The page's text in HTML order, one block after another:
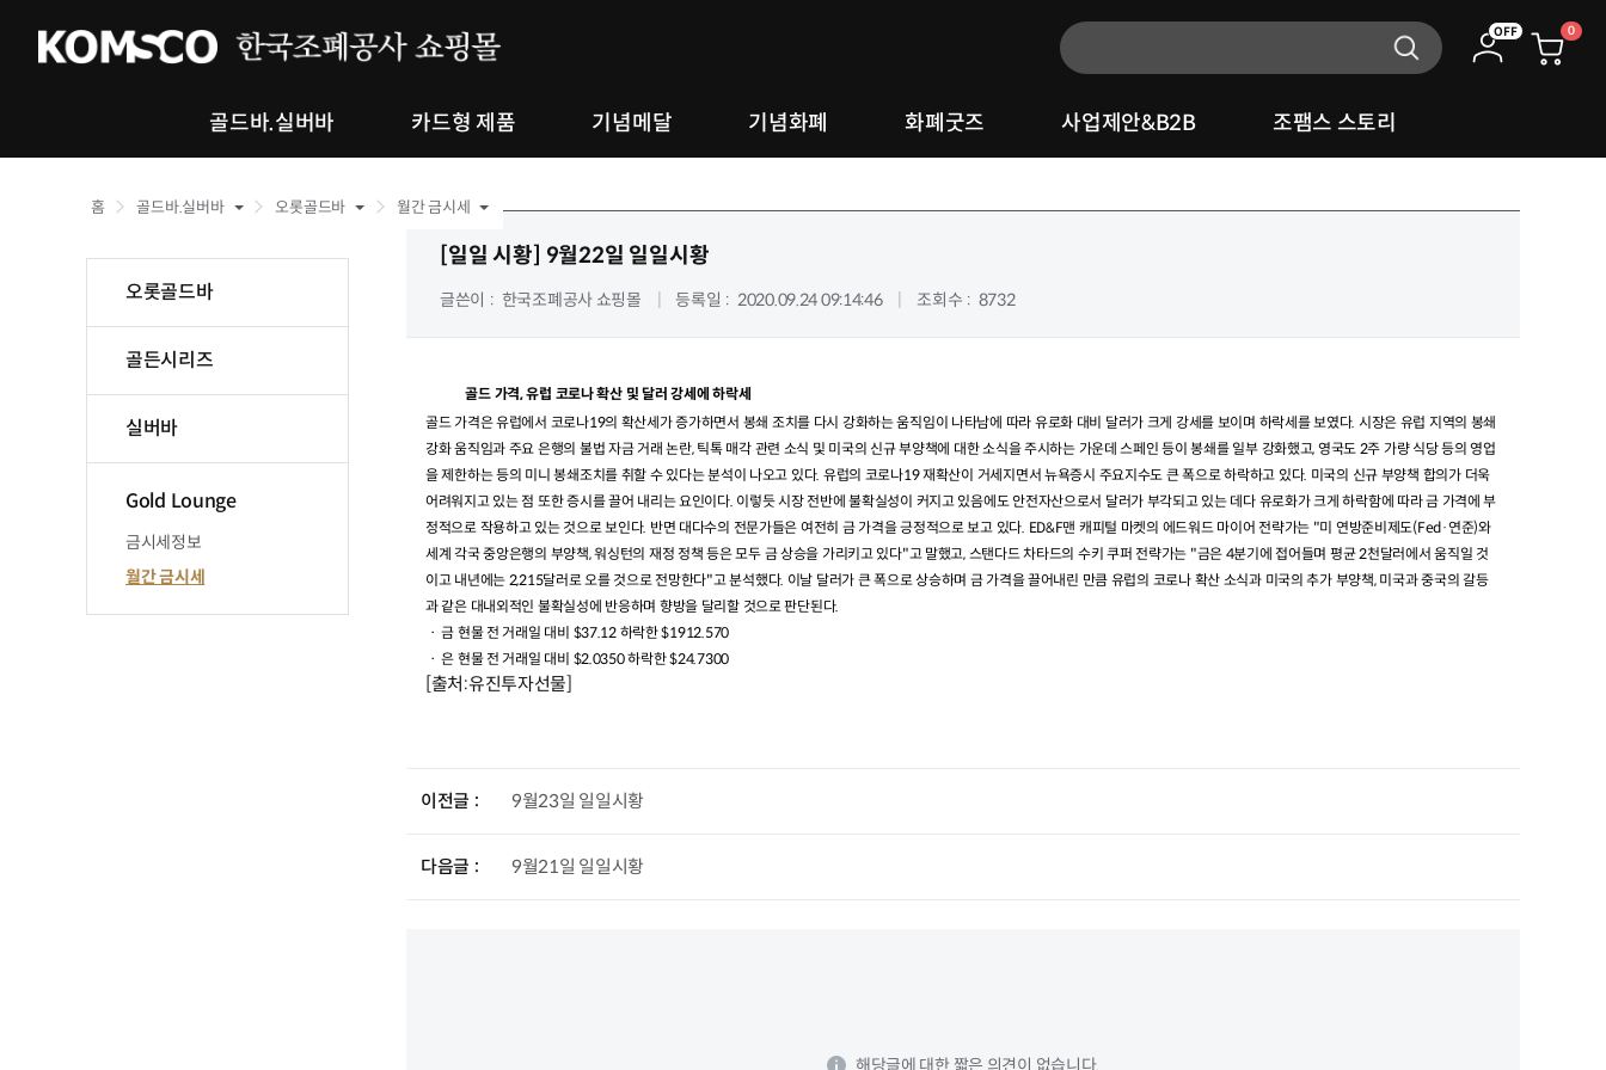
OFF 0
골드바.실버바 카드형 제품 기념메달 기념화폐 화폐굿즈 사업제안&B2B 조팸스 스토리
홈 골드바.실버바 오롯골드바 월간 금시세
오롯골드바
골든시리즈
실버바
Gold Lounge
금시세정보
월간 금시세
[일일 시황] 9월22일 일일시황
글쓴이 한국조폐공사 쇼핑몰 등록일 2020.09.24 09:14:46 조회수 8732
골드 가격,유럽 코로나 확산 및 달러 강세에 하락세
골드 가격은 유럽에서 코로나19의 확산세가 증가하면서 봉쇄 조치를 다시 강화하는 움직임이 나타남에 따라 유로화 대비 달러가 크게 강세를 보이며 하락세를 보였다. 시장은 유럽 지역의 봉쇄
강화 움직임과 주요 은행의 불법 자금 거래 논란, 틱톡 매각 관련 소식 및 미국의 신규 부양책에 대한 소식을 주시하는 가운데 스페인 등이 봉쇄를 일부 강화했고, 영국도 2주 가량 식당 등의 영업
을 제한하는 등의 미니 봉쇄조치를 취할 수 있다는 분석이 나오고 있다. 유럽의 코로나19재확산이 거세지면서 뉴욕증시 주요지수도 큰 폭으로 하락하고 있다. 미국의 신규 부양책 합의가 더욱
어려워지고 있는 점 또한 증시를 끌어 내리는 요인이다. 이렇듯 시장 전반에 불확실성이 커지고 있음에도 안전자산으로서 달러가 부각되고 있는 데다 유로화가 크게 하락함에 따라 금 가격에 부
정적으로 작용하고 있는 것으로 보인다. 반면 대다수의 전문가들은 여전히 금 가격을 긍정적으로 보고 있다 . ED&F맨 캐피털 마켓의 에드워드 마이어 전략가는"미 연방준비제도(Fed·연준)와
세계 각국 중앙은행의 부양책,워싱턴의 재정 정책 등은 모두 금 상승을 가리키고 있다"고 말했고, 스탠다드 차타드의 수키 쿠퍼 전략가는 "금은4분기에 접어들며 평균2천달러에서 움직일 것
이고 내년에는 2,215달러로 오를 것으로 전망한다"고 분석했다. 이날 달러가 큰 폭으로 상승하며 금 가격을 끌어내린 만큼 유럽의 코로나 확산 소식과 미국의 추가 부양책, 미국과 중국의 갈등
과 같은 대내외적인 불확실성에 반응하며 향방을 달리할 것으로 판단된다.
ㆍ 금 현물 전 거래일 대비 $37.12 하락한$1912.570
ㆍ 은 현물 전 거래일 대비 $2.0350하락한$24.7300
[출처:유진투자선물]
이전글 9월23일 일일시황
다음글 9월21일 일일시황
해당글에 대한 짧은 의견이 없습니다.